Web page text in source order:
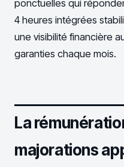
ponctuelles qui
4 heures intégrées
une visibilité financière
garanties chaque mois.
La
majorations